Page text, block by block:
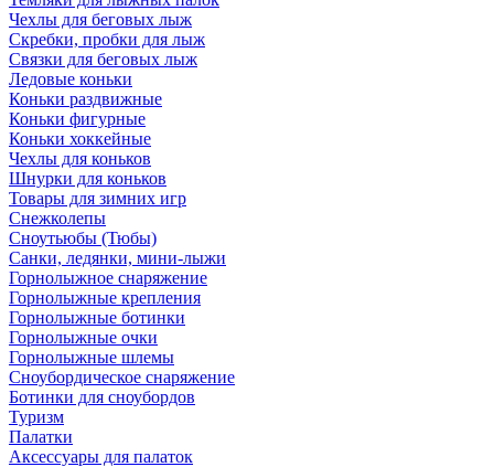
Чехлы для беговых лыж
Скребки, пробки для лыж
Связки для беговых лыж
Ледовые коньки
Коньки раздвижные
Коньки фигурные
Коньки хоккейные
Чехлы для коньков
Шнурки для коньков
Товары для зимних игр
Снежколепы
Сноутьюбы (Тюбы)
Санки, ледянки, мини-лыжи
Горнолыжное снаряжение
Горнолыжные крепления
Горнолыжные ботинки
Горнолыжные очки
Горнолыжные шлемы
Сноубордическое снаряжение
Ботинки для сноубордов
Туризм
Палатки
Аксессуары для палаток